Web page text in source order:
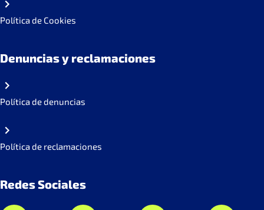
Política de Cookies
Denuncias y reclamaciones
Política de denuncias
Política de reclamaciones
Redes Sociales